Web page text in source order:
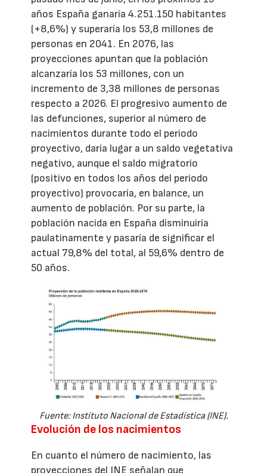
años España ganaría 4.251.150 habitantes
(+8,6%) y superaría los 53,8 millones de
personas en 2041. En 2076, las
proyecciones apuntan que la población
alcanzaría los 53 millones, con un
incremento de 3,38 millones de personas
respecto a 2026. El progresivo aumento de
las defunciones, superior al número de
nacimientos durante todo el periodo
proyectivo, daría lugar a un saldo vegetativa
negativo, aunque el saldo migratorio
(positivo en todos los años del periodo
proyectivo) provocaría, en balance, un
aumento de población. Por su parte, la
población nacida en España disminuiría
paulatinamente y pasaría de significar el
actual 79,8% del total, al 59,6% dentro de
50 años.
Fuente: Instituto Nacional de Estadística (INE).
Evolución de los nacimientos
En cuanto el número de nacimiento, las
proyecciones del INE señalan que